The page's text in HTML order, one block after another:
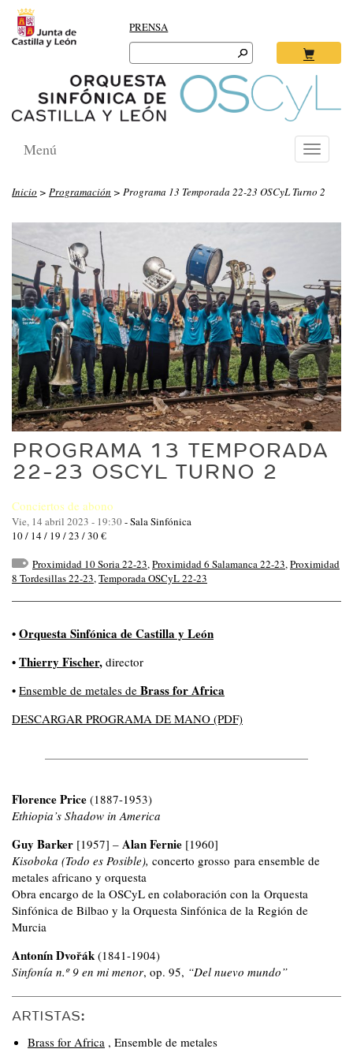
PRENSA
Search
for:
Toggle
Menú
Inicio > Programación > Programa 13 Temporada 22-23 OSCyL Turno 2
PROGRAMA 13 TEMPORADA
22-23 OSCYL TURNO 2
Conciertos de abono
Vie, 14 abril 2023 - 19:30-Sala Sinfónica
10 / 14 / 19 / 23 / 30 €
Proximidad 10 Soria 22-23,Proximidad 6 Salamanca 22-23,Proximidad
8 Tordesillas 22-23,Temporada OSCyL 22-23
•Orquesta Sinfónica de Castilla y León
•Thierry Fischer, director
• Ensemble de metales de Brass for Africa
DESCARGAR PROGRAMA DE MANO (PDF)
Florence Price (1887-1953)
Ethiopia’s Shadow in America
Guy Barker [1957] – Alan Fernie [1960]
Kisoboka (Todo es Posible), concerto grosso para ensemble de
metales africano y orquesta
Obra encargo de la OSCyL en colaboración con la Orquesta
Sinfónica de Bilbao y la Orquesta Sinfónica de la Región de
Murcia
Antonín Dvořák (1841-1904)
Sinfonía n.º 9 en mi menor, op. 95, “Del nuevo mundo”
ARTISTAS:
Brass for Africa , Ensemble de metales